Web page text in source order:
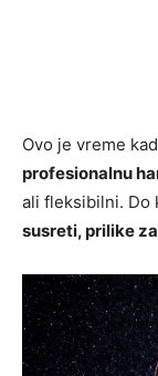
Ovo je vreme
profesionalnu
ali fleksibilni. Do
susreti, prilike